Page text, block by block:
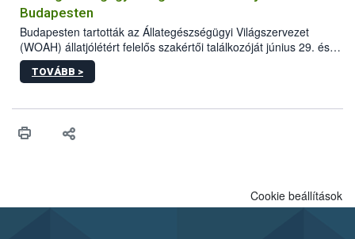
Budapesten
Budapesten tartották az Állategészségügyi Világszervezet
(WOAH) állatjólétért felelős szakértői találkozóját június 29. és
július 2. között. Az Agrár- és Élelmiszergazdaságért Felelős
Minisztérium (AÉM) és a Nemzeti Élelmiszerlánc-biztonsági
gazdasági haszonállatok jólétének elősegítése volt az európai
meg tapasztalatait a gazdasági haszonállatok jólétének
TOVÁBB >
Cookie beállítások